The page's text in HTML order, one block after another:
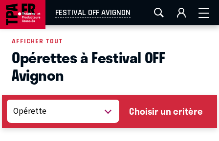
FESTIVAL OFF AVIGNON
AIX-MARSEILLE AURAY CAEN LA ROCHELLE
EN TOURNÉE
AFFICHER TOUT
Opérettes à Festival OFF
Avignon
Choisir un critère